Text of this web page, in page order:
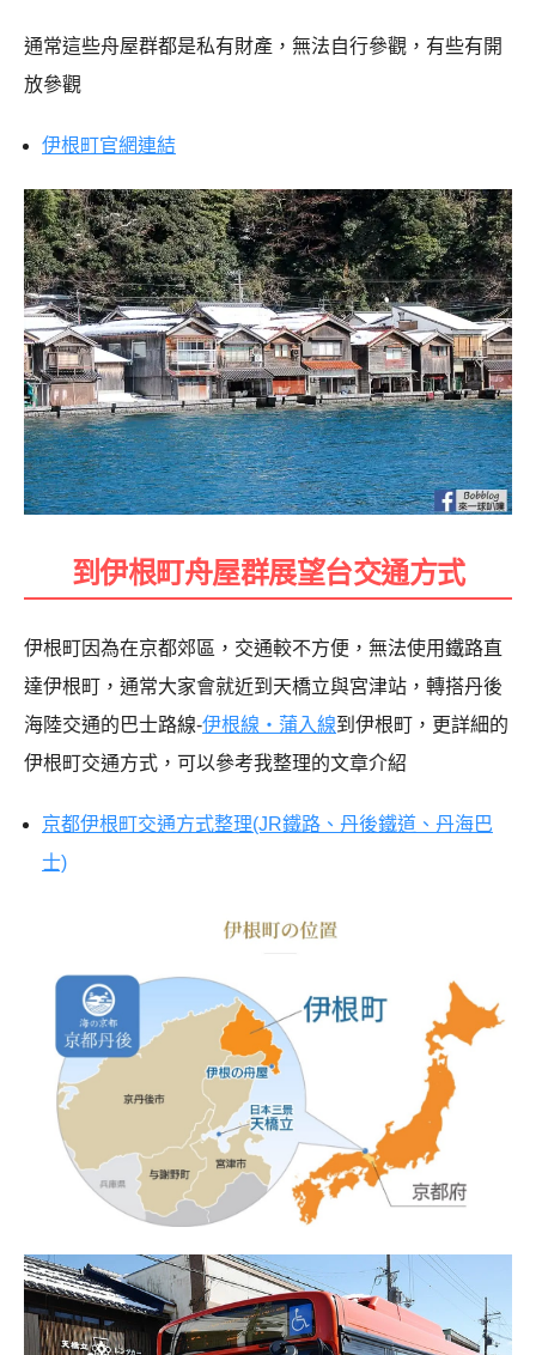
通常這些舟屋群都是私有財產，無法自行參觀，有些有開
放參觀
伊根町官網連結
到伊根町舟屋群展望台交通方式
伊根町因為在京都郊區，交通較不方便，無法使用鐵路直
達伊根町，通常大家會就近到天橋立與宮津站，轉搭丹後
海陸交通的巴士路線-伊根線・蒲入線到伊根町，更詳細的
伊根町交通方式，可以參考我整理的文章介紹
京都伊根町交通方式整理(JR鐵路、丹後鐵道、丹海巴
士)